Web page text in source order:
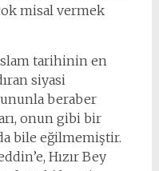
misal vermek
tarihinin en
siyasi
beraber
onun gibi bir
bile eğilmemiştir.
Hızır Bey